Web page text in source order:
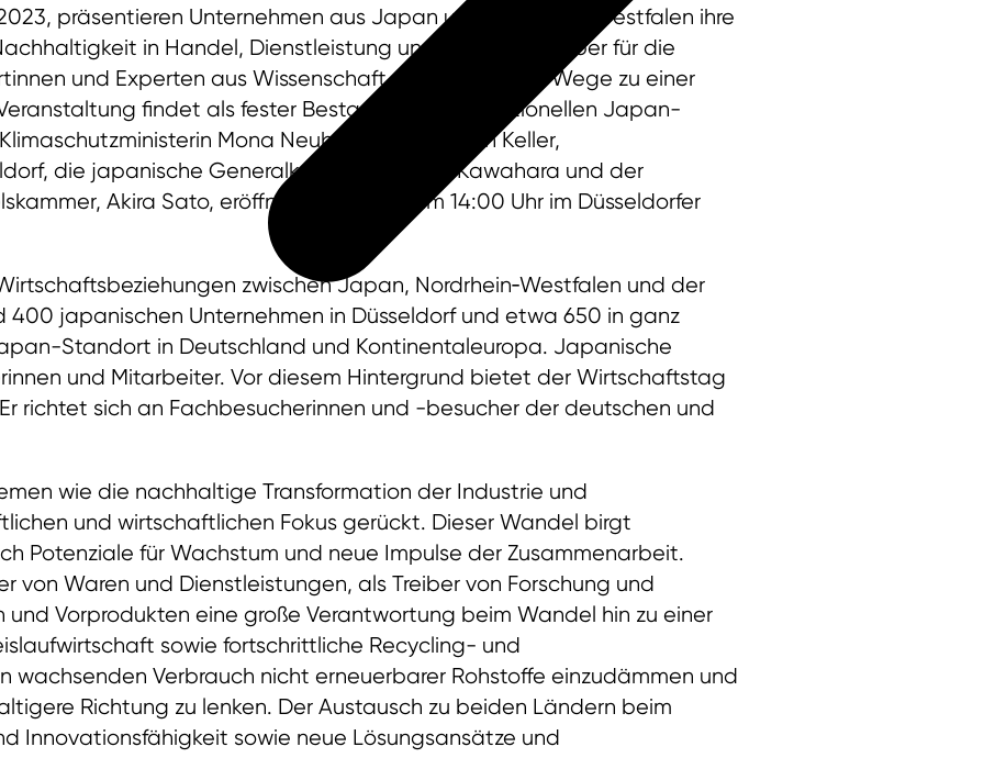
präsentieren Unternehmen aus Japan und Nordrhein‑Westfalen ihre
in Handel, Dienstleistung und Industrie: Treiber für die
und Experten aus Wissenschaft und Politik über Wege zu einer
findet als fester Bestandteil des traditionellen Japan-
Mona Neubaur, Dr. Stephan Keller,
die japanische Generalkonsulin Setsuko Kawahara und der
Akira Sato, eröffnen das Event um 14:00 Uhr im Düsseldorfer
zwischen Japan, Nordrhein‑Westfalen und der
japanischen Unternehmen in Düsseldorf und etwa 650 in ganz
Standort in Deutschland und Kontinentaleuropa. Japanische
und Mitarbeiter. Vor diesem Hintergrund bietet der Wirtschaftstag
richtet sich an Fachbesucherinnen und -besucher der deutschen und
wie die nachhaltige Transformation der Industrie und
und wirtschaftlichen Fokus gerückt. Dieser Wandel birgt
Potenziale für Wachstum und neue Impulse der Zusammenarbeit.
von Waren und Dienstleistungen, als Treiber von Forschung und
Vorprodukten eine große Verantwortung beim Wandel hin zu einer
sowie fortschrittliche Recycling- und
Verbrauch nicht erneuerbarer Rohstoffe einzudämmen und
Richtung zu lenken. Der Austausch zu beiden Ländern beim
Innovationsfähigkeit sowie neue Lösungsansätze und